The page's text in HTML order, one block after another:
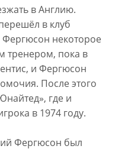
в Англию.
в клуб
Фергюсон некоторое
тренером, пока в
и Фергюсон
После этого
где и
в 1974 году.
Фергюсон был